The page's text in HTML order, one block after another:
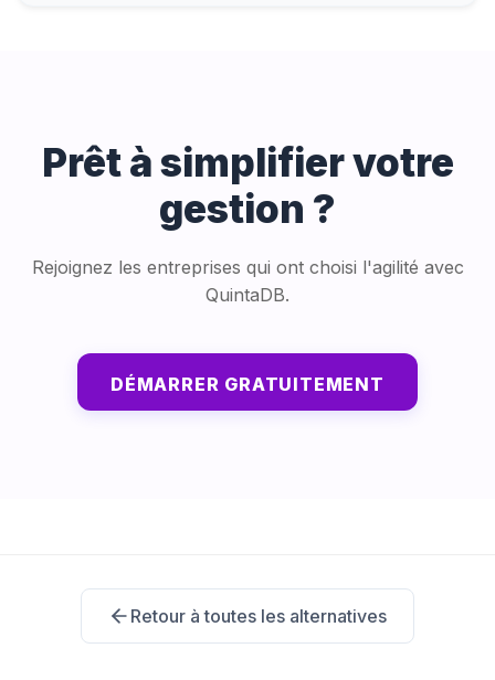
Prêt à simplifier votre
gestion ?
Rejoignez les entreprises qui ont choisi l'agilité avec
QuintaDB.
DÉMARRER GRATUITEMENT
Retour à toutes les alternatives